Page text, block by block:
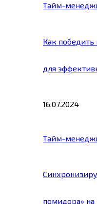
Тайм-
Как победить
для
16.07.2024
Тайм-
помидора» на